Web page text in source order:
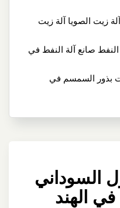
زيت الصويا آلة زيت
صانع آلة النفط في
بذور السمسم في
السوداني
في الهند